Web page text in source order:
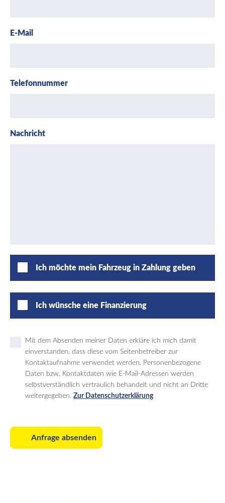
E-Mail
Telefonnummer
Nachricht
Ich möchte mein Fahrzeug in Zahlung geben
Ich wünsche eine Finanzierung
Mit dem Absenden meiner Daten erkläre ich mich damit
einverstanden, dass diese vom Seitenbetreiber zur
Kontaktaufnahme verwendet werden. Personenbezogene
Daten bzw. Kontaktdaten wie E-Mail-Adressen werden
selbstverständlich vertraulich behandelt und nicht an Dritte
weitergegeben. Zur Datenschutzerklärung
Anfrage absenden